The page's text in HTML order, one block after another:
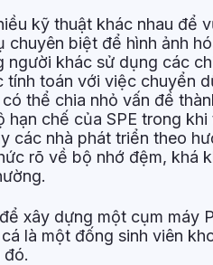
kỹ thuật khác nhau để
biệt để hình ảnh
người khác sử dụng các
toán với việc chuyển
thể chia nhỏ vấn đề
chế của SPE trong
các nhà phát triển theo
rõ về bộ nhớ đệm, khá
xây dựng một cụm máy
là một đống sinh viên
đó.